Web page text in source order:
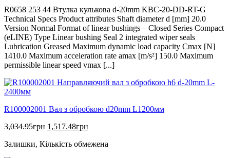
R0658 253 44 Втулка кулькова d-20mm KBC-20-DD-RT-G
Technical Specs Product attributes Shaft diameter d [mm] 20.0
Version Normal Format of linear bushings – Closed Series Compact
(eLINE) Type Linear bushing Seal 2 integrated wiper seals
Lubrication Greased Maximum dynamic load capacity Cmax [N]
1410.0 Maximum acceleration rate amax [m/s²] 150.0 Maximum
permissible linear speed vmax [...]
R100002001 Вал з обробкою d20mm L1200мм
3,034.95грн Оригінальна
3,034.95грн.
1,517.48грн
1,517.48грн.
Залишки, Кількість обмежена